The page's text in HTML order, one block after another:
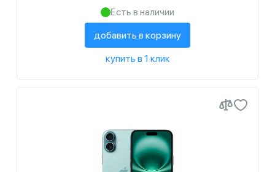
Есть в наличии
добавить в корзину
купить в 1 клик